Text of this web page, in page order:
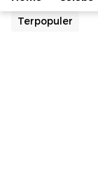
Terpopuler